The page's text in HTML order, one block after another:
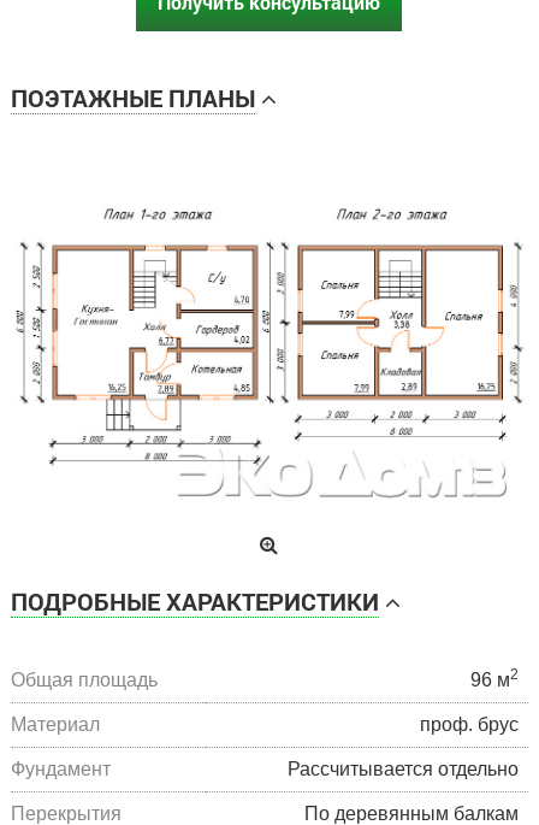
ПОЭТАЖНЫЕ ПЛАНЫ
ПОДРОБНЫЕ ХАРАКТЕРИСТИКИ
Общая площадь 96 м2
Материал проф. брус
Фундамент Рассчитывается отдельно
Перекрытия По деревянным балкам